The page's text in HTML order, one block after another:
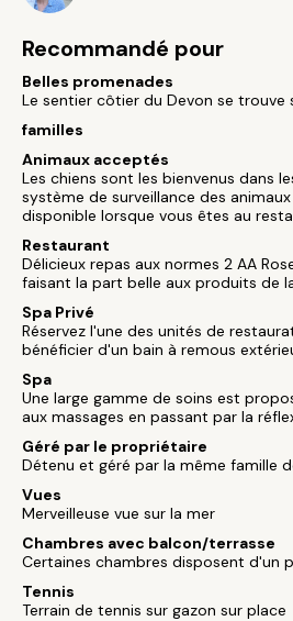
Recommandé pour
Belles promenades
Le sentier côtier du Devon se trouve
familles
Animaux acceptés
Les chiens sont les bienvenus dans
système de surveillance des
disponible lorsque vous êtes au
Restaurant
Délicieux repas aux normes 2 AA
faisant la part belle aux produits de
Spa Privé
Réservez l'une des unités de
bénéficier d'un bain à remous
Spa
Une large gamme de soins est
aux massages en passant par la
Géré par le propriétaire
Détenu et géré par la même famille
Vues
Merveilleuse vue sur la mer
Chambres avec balcon/terrasse
Certaines chambres disposent d'un
Tennis
Terrain de tennis sur gazon sur place